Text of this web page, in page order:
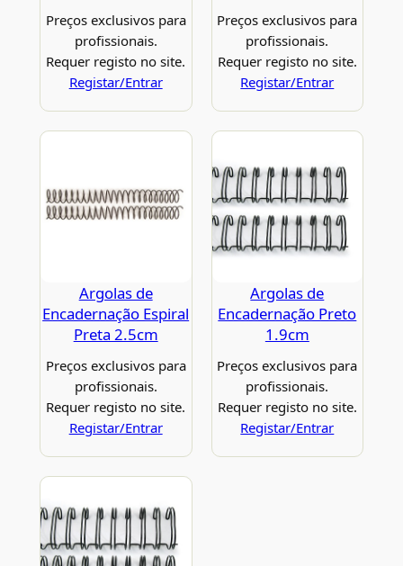
Preços exclusivos para
profissionais.
Requer registo no site.
Registar/Entrar
Preços exclusivos para
profissionais.
Requer registo no site.
Registar/Entrar
Argolas de
Encadernação Espiral
Preta 2.5cm
Preços exclusivos para
profissionais.
Requer registo no site.
Registar/Entrar
Argolas de
Encadernação Preto
1.9cm
Preços exclusivos para
profissionais.
Requer registo no site.
Registar/Entrar